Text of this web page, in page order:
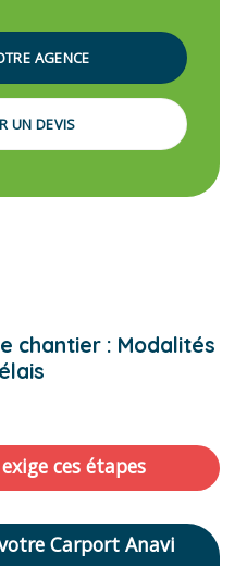
AGENCE
UN DEVIS
chantier : Modalités
ces étapes
Carport Anavi